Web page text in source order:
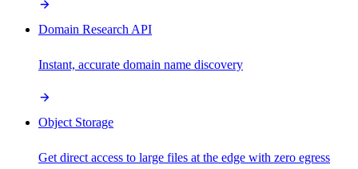
Domain Research API
Instant, accurate domain name discovery
Object Storage
Get direct access to large files at the edge with zero egress